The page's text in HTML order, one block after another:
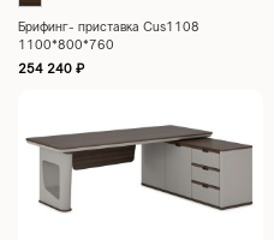
Брифинг- приставка Cus1108
1100*800*760
254 240 ₽